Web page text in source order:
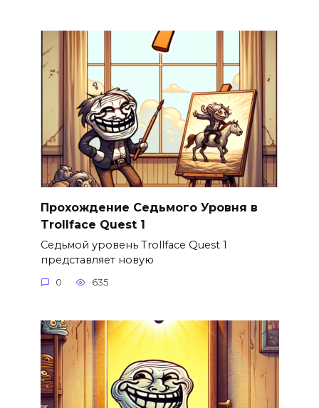
Прохождение Седьмого Уровня в
Trollface Quest 1
Седьмой уровень Trollface Quest 1
представляет новую
0 635